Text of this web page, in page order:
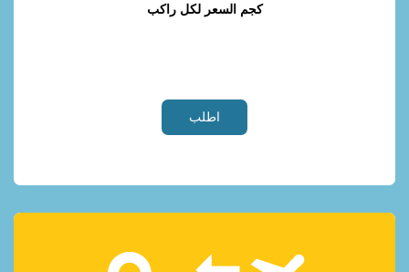
ﻛﺠﻢ ﺍﻟﺴﻌﺮ ﻟﻜﻞ ﺭﺍﻛﺐ
ﺍﻃﻠﺐ